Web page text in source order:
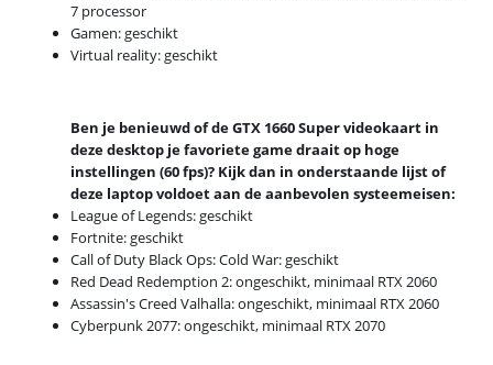
7 processor
Gamen: geschikt
Virtual reality: geschikt
Ben je benieuwd of de GTX 1660 Super videokaart in
deze desktop je favoriete game draait op hoge
instellingen (60 fps)? Kijk dan in onderstaande lijst of
deze laptop voldoet aan de aanbevolen systeemeisen:
League of Legends: geschikt
Fortnite: geschikt
Call of Duty Black Ops: Cold War: geschikt
Red Dead Redemption 2: ongeschikt, minimaal RTX 2060
Assassin's Creed Valhalla: ongeschikt, minimaal RTX 2060
Cyberpunk 2077: ongeschikt, minimaal RTX 2070